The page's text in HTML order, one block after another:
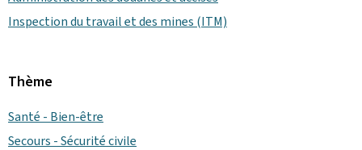
Inspection du travail et des mines (ITM)
Thème
Santé - Bien-être
Secours - Sécurité civile